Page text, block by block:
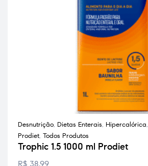
Desnutrição, Dietas Enterais, Hipercalórica,
Prodiet, Todos Produtos
Trophic 1.5 1000 ml Prodiet
R$ 38,99